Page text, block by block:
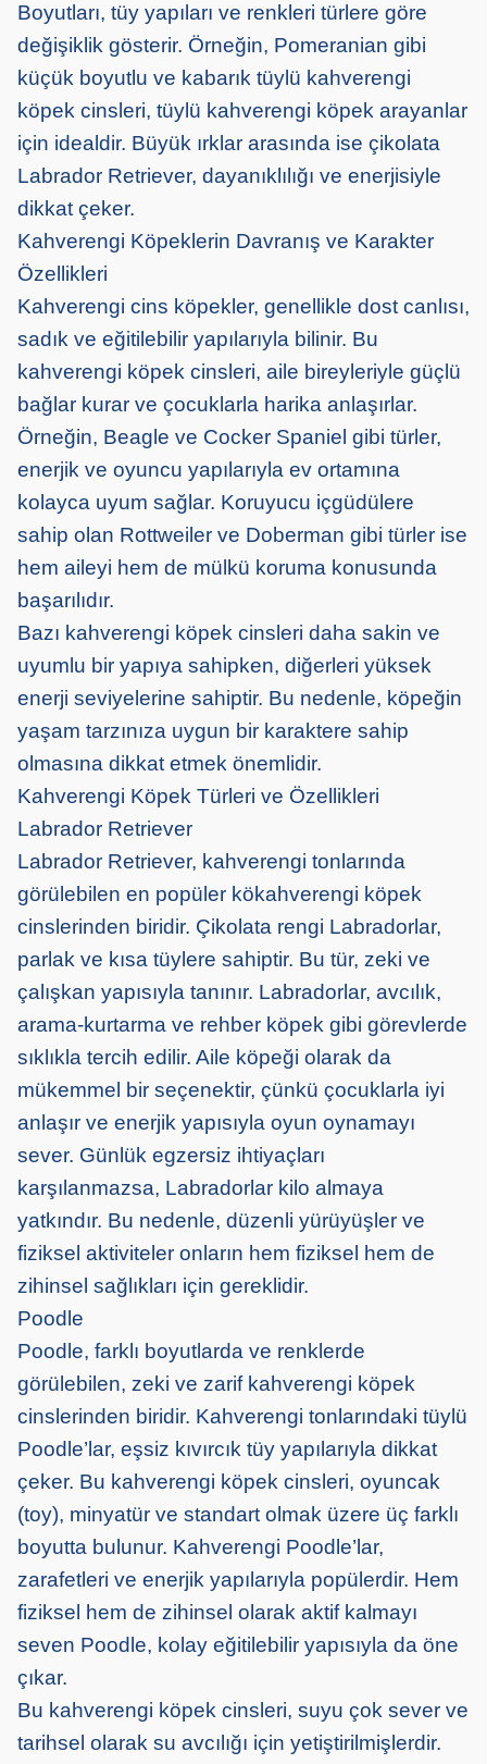
Boyutları, tüy yapıları ve renkleri türlere göre
değişiklik gösterir. Örneğin, Pomeranian gibi
küçük boyutlu ve kabarık tüylü kahverengi
köpek cinsleri, tüylü kahverengi köpek arayanlar
için idealdir. Büyük ırklar arasında ise çikolata
Labrador Retriever, dayanıklılığı ve enerjisiyle
dikkat çeker.
Kahverengi Köpeklerin Davranış ve Karakter
Özellikleri
Kahverengi cins köpekler, genellikle dost canlısı,
sadık ve eğitilebilir yapılarıyla bilinir. Bu
kahverengi köpek cinsleri, aile bireyleriyle güçlü
bağlar kurar ve çocuklarla harika anlaşırlar.
Örneğin, Beagle ve Cocker Spaniel gibi türler,
enerjik ve oyuncu yapılarıyla ev ortamına
kolayca uyum sağlar. Koruyucu içgüdülere
sahip olan Rottweiler ve Doberman gibi türler ise
hem aileyi hem de mülkü koruma konusunda
başarılıdır.
Bazı kahverengi köpek cinsleri daha sakin ve
uyumlu bir yapıya sahipken, diğerleri yüksek
enerji seviyelerine sahiptir. Bu nedenle, köpeğin
yaşam tarzınıza uygun bir karaktere sahip
olmasına dikkat etmek önemlidir.
Kahverengi Köpek Türleri ve Özellikleri
Labrador Retriever
Labrador Retriever, kahverengi tonlarında
görülebilen en popüler kökahverengi köpek
cinslerinden biridir. Çikolata rengi Labradorlar,
parlak ve kısa tüylere sahiptir. Bu tür, zeki ve
çalışkan yapısıyla tanınır. Labradorlar, avcılık,
arama-kurtarma ve rehber köpek gibi görevlerde
sıklıkla tercih edilir. Aile köpeği olarak da
mükemmel bir seçenektir, çünkü çocuklarla iyi
anlaşır ve enerjik yapısıyla oyun oynamayı
sever. Günlük egzersiz ihtiyaçları
karşılanmazsa, Labradorlar kilo almaya
yatkındır. Bu nedenle, düzenli yürüyüşler ve
fiziksel aktiviteler onların hem fiziksel hem de
zihinsel sağlıkları için gereklidir.
Poodle
Poodle, farklı boyutlarda ve renklerde
görülebilen, zeki ve zarif kahverengi köpek
cinslerinden biridir. Kahverengi tonlarındaki tüylü
Poodle’lar, eşsiz kıvırcık tüy yapılarıyla dikkat
çeker. Bu kahverengi köpek cinsleri, oyuncak
(toy), minyatür ve standart olmak üzere üç farklı
boyutta bulunur. Kahverengi Poodle’lar,
zarafetleri ve enerjik yapılarıyla popülerdir. Hem
fiziksel hem de zihinsel olarak aktif kalmayı
seven Poodle, kolay eğitilebilir yapısıyla da öne
çıkar.
Bu kahverengi köpek cinsleri, suyu çok sever ve
tarihsel olarak su avcılığı için yetiştirilmişlerdir.